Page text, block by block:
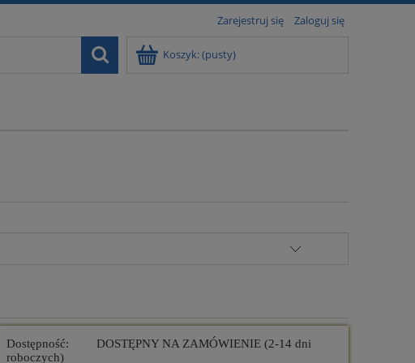
Zarejestruj się Zaloguj się
Koszyk:(pusty)
Dostępność:
DOSTĘPNY NA ZAMÓWIENIE (2-14 dni
roboczych)